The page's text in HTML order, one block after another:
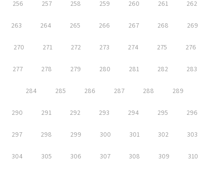
256 257 258 259 260 261 262
263 264 265 266 267 268 269
270 271 272 273 274 275 276
277 278 279 280 281 282 283
284 285 286 287 288 289
290 291 292 293 294 295 296
297 298 299 300 301 302 303
304 305 306 307 308 309 310